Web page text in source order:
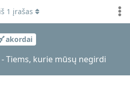
akordai
Tiems, kurie mūsų negirdi
iš 1 įrašas